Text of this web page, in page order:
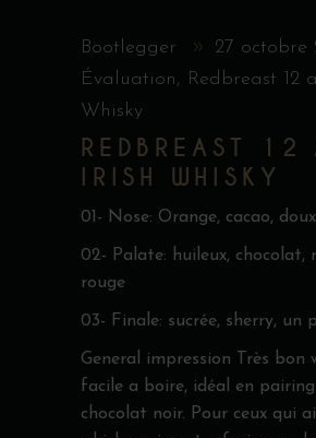
Bootlegger
27 octobre
Évaluation, Redbreast 12
Whisky
REDBREAST 12
IRISH WHISKY
01- Nose: Orange, cacao,
02- Palate: huileux, chocolat,
rouge
03- Finale: sucrée, sherry, un
General impression Très bon
facile a boire, idéal en
chocolat noir. Pour ceux qui